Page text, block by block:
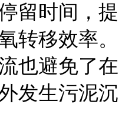
留时间，提
转移效率。
也避免了在
发生污泥沉